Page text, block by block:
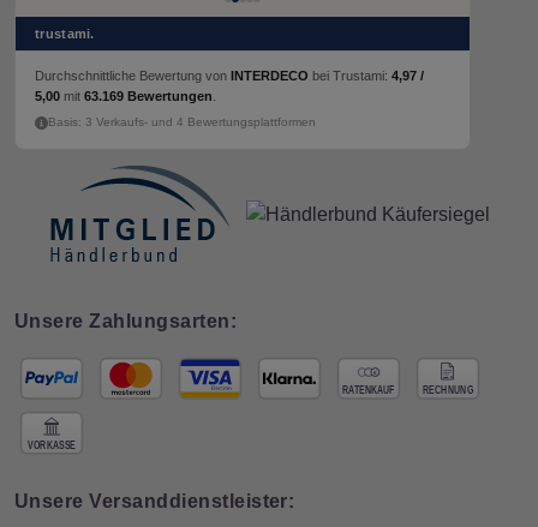
trustami.
Durchschnittliche Bewertung von INTERDECO bei Trustami: 4,97 /
5,00 mit 63.169 Bewertungen
Basis: 3 Verkaufs- und 4 Bewertungsplattformen
Unsere Zahlungsarten:
Unsere Versanddienstleister: